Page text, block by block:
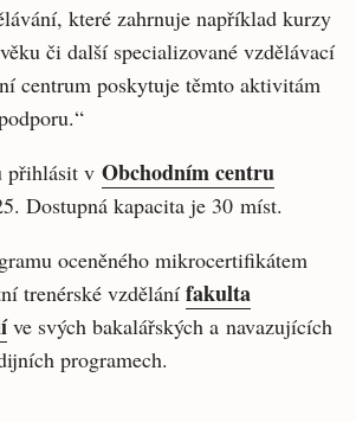
které zahrnuje například kurzy
či další specializované vzdělávací
centrum poskytuje těmto aktivitám
přihlásit v Obchodním centru
Dostupná kapacita je 30 míst.
oceněného mikrocertifikátem
trenérské vzdělání fakulta
ve svých bakalářských a navazujících
programech.